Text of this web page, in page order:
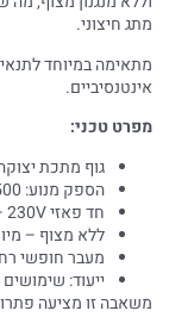
מתג חיצוני.
מתאימה במיוחד
אינטנסיביים.
מפרט טכני:
גוף מתכת
הספק מנוע: 1500 וואט – מספק ביצועים חזקים
חד פאזי 230V – מתאים לשימוש ביתי ותעשייתי
ללא מצוף –
מעבר חופשי
ייעוד:
משאבה זו מציעה